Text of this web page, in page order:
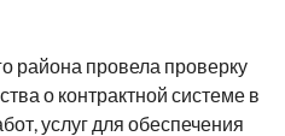
района провела проверку
о контрактной системе в
услуг для обеспечения